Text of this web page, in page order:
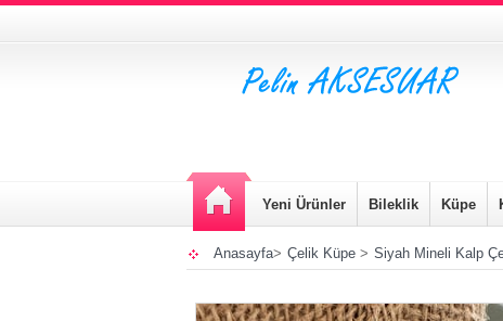
Yeni Ürünler Bileklik Küpe
Anasayfa> Çelik Küpe > Siyah Mineli Kalp